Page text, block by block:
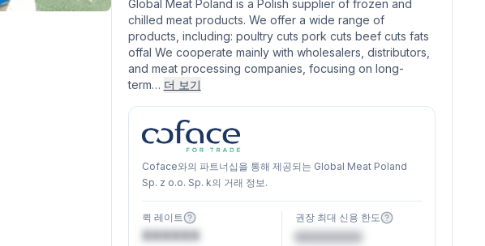
Global Meat Poland is a Polish supplier of frozen and
chilled meat products. We offer a wide range of
products, including: poultry cuts pork cuts beef cuts fats
offal We cooperate mainly with wholesalers, distributors,
and meat processing companies, focusing on long-
term… 더 보기
Coface와의 파트너십을 통해 제공되는 Global Meat Poland
Sp. z o.o. Sp. k의 거래 정보.
퀵 레이트
XXXXXX
권장 최대 신용 한도
€XXXXXX